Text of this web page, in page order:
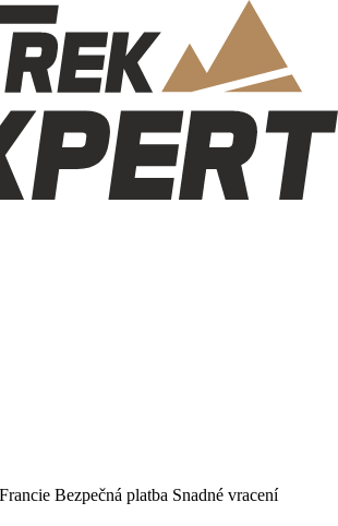
Bezpečná platba Snadné vracení